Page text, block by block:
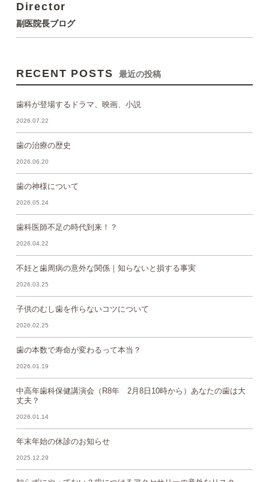
Director
副医院長ブログ
RECENT POSTS 最近の投稿
歯科が登場するドラマ、映画、小説
2026.07.22
歯の治療の歴史
2026.06.20
歯の神様について
2026.05.24
歯科医師不足の時代到来！？
2026.04.22
不妊と歯周病の意外な関係｜知らないと損する事実
2026.03.25
子供のむし歯を作らないコツについて
2026.02.25
歯の本数で寿命が変わるって本当？
2026.01.19
中高年歯科保健講演会（R8年 2月8日10時から）あなたの歯は大
丈夫？
2026.01.14
年末年始の休診のお知らせ
2025.12.29